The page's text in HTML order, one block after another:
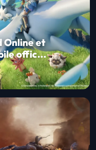
Online et
offic...